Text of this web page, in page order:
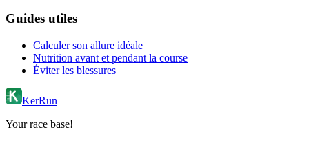
Guides utiles
Calculer son allure idéale
Nutrition avant et pendant la course
Éviter les blessures
KerRun
Your race base!